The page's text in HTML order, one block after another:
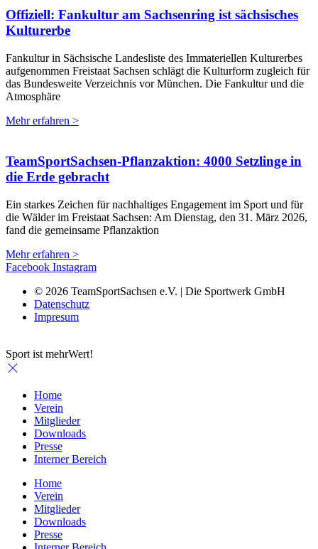
Offiziell: Fankultur am Sachsenring ist sächsisches
Kulturerbe
Fankultur in Sächsische Landesliste des Immateriellen Kulturerbes
aufgenommen Freistaat Sachsen schlägt die Kulturform zugleich für
das Bundesweite Verzeichnis vor München. Die Fankultur und die
Atmosphäre
Mehr erfahren >
TeamSportSachsen-Pflanzaktion: 4000 Setzlinge in
die Erde gebracht
Ein starkes Zeichen für nachhaltiges Engagement im Sport und für
die Wälder im Freistaat Sachsen: Am Dienstag, den 31. März 2026,
fand die gemeinsame Pflanzaktion
Mehr erfahren >
Facebook Instagram
© 2026 TeamSportSachsen e.V. | Die Sportwerk GmbH
Datenschutz
Impresum
Sport ist mehrWert!
Home
Verein
Mitglieder
Downloads
Presse
Interner Bereich
Home
Verein
Mitglieder
Downloads
Presse